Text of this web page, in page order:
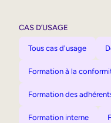
CAS D’USAGE
Tous cas d'usage
Formation à la
Formation des
Formation interne